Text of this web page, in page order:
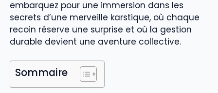
embarquez pour une immersion dans les
secrets d’une merveille karstique, où chaque
recoin réserve une surprise et où la gestion
durable devient une aventure collective.
Sommaire